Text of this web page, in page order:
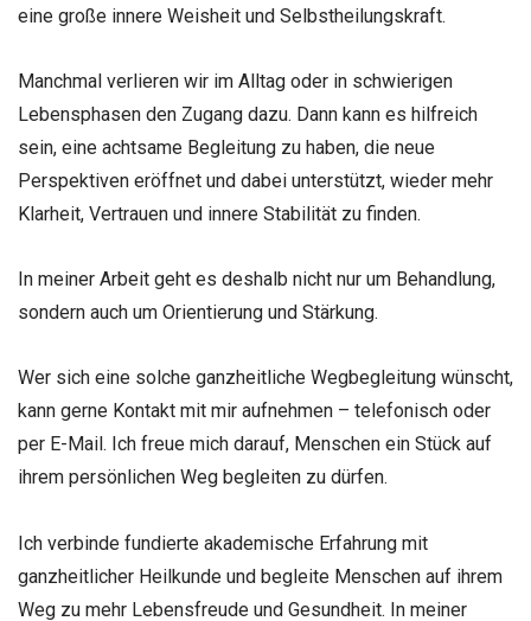
eine große innere Weisheit und Selbstheilungskraft.
Manchmal verlieren wir im Alltag oder in schwierigen
Lebensphasen den Zugang dazu. Dann kann es hilfreich
sein, eine achtsame Begleitung zu haben, die neue
Perspektiven eröffnet und dabei unterstützt, wieder mehr
Klarheit, Vertrauen und innere Stabilität zu finden.
In meiner Arbeit geht es deshalb nicht nur um Behandlung,
sondern auch um Orientierung und Stärkung.
Wer sich eine solche ganzheitliche Wegbegleitung wünscht,
kann gerne Kontakt mit mir aufnehmen – telefonisch oder
per E-Mail. Ich freue mich darauf, Menschen ein Stück auf
ihrem persönlichen Weg begleiten zu dürfen.
Ich verbinde fundierte akademische Erfahrung mit
ganzheitlicher Heilkunde und begleite Menschen auf ihrem
Weg zu mehr Lebensfreude und Gesundheit. In meiner